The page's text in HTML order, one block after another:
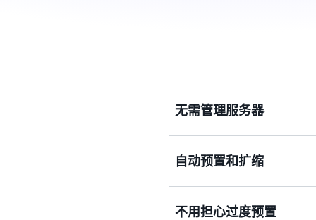
无需管理服务器
需调配或管理运行应用程序
自动预置和扩缩
使用 Kinesis Data Streams
不用担心过度预置